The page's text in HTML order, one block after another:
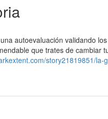
autoevaluación validando
que trates de cambiar
story21819851/la-